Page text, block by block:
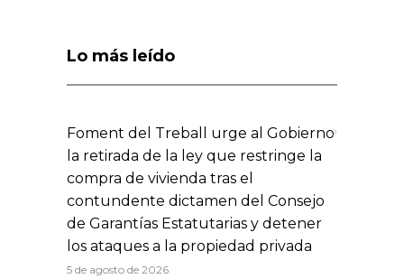
Lo más leído
Foment del Treball urge al Gobierno
la retirada de la ley que restringe la
compra de vivienda tras el
contundente dictamen del Consejo
de Garantías Estatutarias y detener
los ataques a la propiedad privada
5 de agosto de 2026